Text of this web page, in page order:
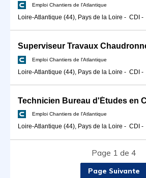
Emploi Chantiers de l'Atlantique
Loire-Atlantique (44), Pays de la Loire - CDI -
Emploi Chantiers de l'Atlantique
Loire-Atlantique (44), Pays de la Loire - CDI -
Emploi Chantiers de l'Atlantique
Loire-Atlantique (44), Pays de la Loire - CDI -
Page 1 de 4
Page Suivante